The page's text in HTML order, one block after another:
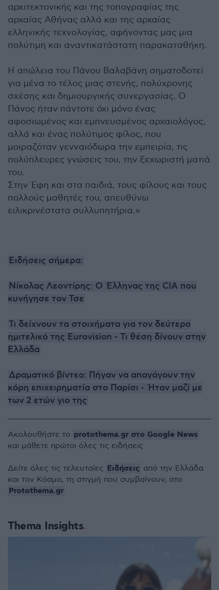
αρχιτεκτονικής και της τοπογραφίας της
αρχαίας Αθήνας αλλά και της αρχαίας
ελληνικής τεχνολογίας, αφήνοντας μας μια
πολύτιμη και αναντικατάστατη παρακαταθήκη.
Η απώλεια του Πάνου Βαλαβάνη σηματοδοτεί
για μένα το τέλος μιας στενής, πολύχρονης
σχέσης και δημιουργικής συνεργασίας. Ο
Πάνος ήταν πάντοτε όχι μόνο ένας
αφοσιωμένος και εμπνευσμένος αρχαιολόγος,
αλλά και ένας πολύτιμος φίλος, που
μοιραζόταν γενναιόδωρα την εμπειρία, τις
πολύπλευρες γνώσεις του, την ξεχωριστή ματιά
του.
Στην Έφη και στα παιδιά, τους φίλους και τους
πολλούς μαθητές του, απευθύνω
ειλικρινέστατα συλλυπητήρια.»
Ειδήσεις σήμερα:
Νίκολας Λεοντίρης: Ο Έλληνας της CIA που
κυνήγησε τον Τσε
Τι δείχνουν τα στοιχήματα για τον δεύτερο
ημιτελικό της Eurovision - Τι θέση δίνουν στην
Ελλάδα
Δραματικό βίντεο: Πήγαν να απαγάγουν την
κόρη επιχειρηματία στο Παρίσι - Ήταν μαζί με
των 2 ετών γιο της
Thema Insights
Ακολουθήστε το protothema.gr στο Google News
και μάθετε πρώτοι όλες τις ειδήσεις
Δείτε όλες τις τελευταίες Ειδήσεις από την Ελλάδα
και τον Κόσμο, τη στιγμή που συμβαίνουν, στο
Protothema.gr